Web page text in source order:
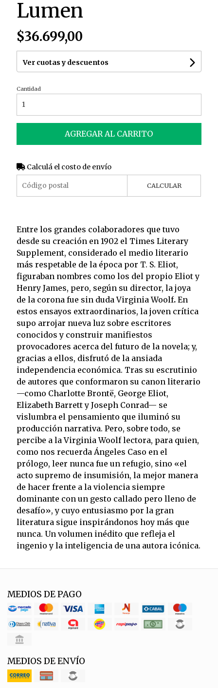
Lumen
$36.699,00
Ver cuotas y descuentos
Cantidad
AGREGAR AL CARRITO
Calculá el costo de envío
CALCULAR
Entre los grandes colaboradores que tuvo
desde su creación en 1902 el Times Literary
Supplement, considerado el medio literario
más respetable de la época por T. S. Eliot,
figuraban nombres como los del propio Eliot y
Henry James, pero, según su director, la joya
de la corona fue sin duda Virginia Woolf.En
estos ensayos extraordinarios, la joven crítica
supo arrojar nueva luz sobre escritores
conocidos y construir manifiestos
provocadores acerca del futuro de la novela; y,
gracias a ellos, disfrutó de la ansiada
independencia económica. Tras su escrutinio
de autores que conformaron su canon literario
—como Charlotte Brontë, George Eliot,
Elizabeth Barrett y Joseph Conrad— se
vislumbra el pensamiento que iluminó su
producción narrativa. Pero, sobre todo, se
percibe a la Virginia Woolf lectora, para quien,
como nos recuerda Ángeles Caso en el
prólogo, leer nunca fue un refugio, sino «el
acto supremo de insumisión, la mejor manera
de hacer frente a la violencia siempre
dominante con un gesto callado pero lleno de
desafío», y cuyo entusiasmo por la gran
literatura sigue inspirándonos hoy más que
nunca. Un volumen inédito que refleja el
ingenio y la inteligencia de una autora icónica.
MEDIOS DE PAGO
MEDIOS DE ENVÍO